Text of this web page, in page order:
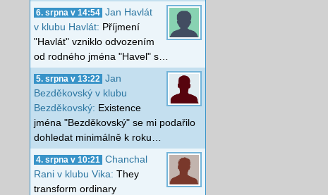
6. srpna v 14:54 Jan Havlát
v klubu Havlát: Příjmení
"Havlát" vzniklo odvozením
od rodného jména "Havel" s…
5. srpna v 13:22
Jan
Bezděkovský v klubu
Bezděkovský: Existence
jména "Bezděkovský" se mi podařilo
dohledat minimálně k roku…
4. srpna v 10:21
Chanchal
Rani v klubu Vika: They
transform ordinary